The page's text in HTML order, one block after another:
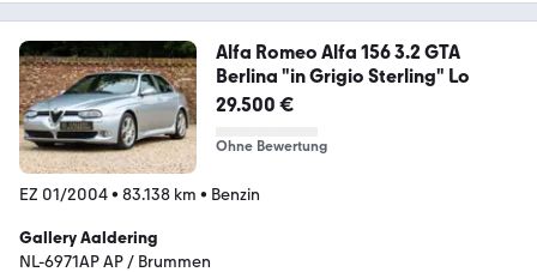
Alfa Romeo Alfa 156 3.2 GTA
Berlina "in Grigio Sterling" Lo
29.500 €
Ohne Bewertung
EZ 01/2004• 83.138 km • Benzin
Gallery Aaldering
NL-6971AP AP / Brummen